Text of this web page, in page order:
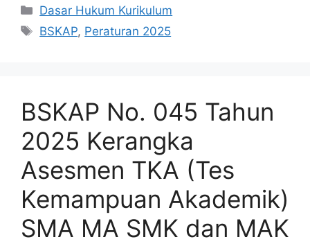
Kategori
Dasar Hukum Kurikulum
Tag
BSKAP, Peraturan 2025
BSKAP No. 045 Tahun
2025 Kerangka
Asesmen TKA (Tes
Kemampuan Akademik)
SMA MA SMK dan MAK